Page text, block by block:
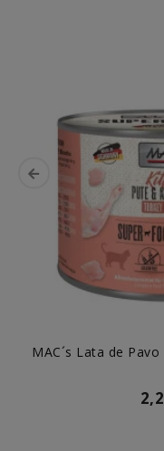
MAC´s Lata de